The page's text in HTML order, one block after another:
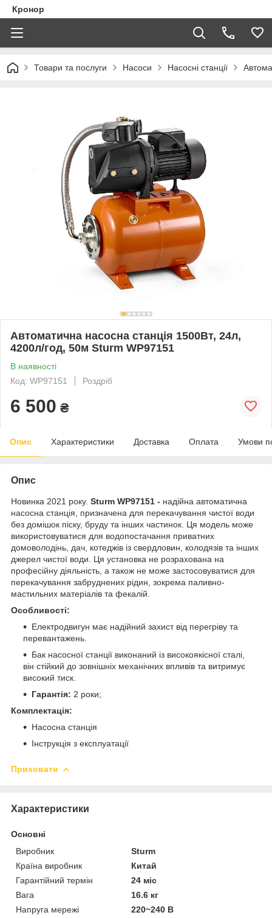
Кронор
Товари та послуги Насоси Насосні станції
Автоматична насосна станція 1500Вт, 24л,
4200л/год, 50м Sturm WP97151
В наявності
Код: WP97151
Роздріб
6 500 ₴
Опис Характеристики Доставка Оплата Умови
Опис
Новинка 2021 року. Sturm WP97151 - надійна автоматична
насосна станція, призначена для перекачування чистої води
без домішок піску, бруду та інших частинок. Ця модель може
використовуватися для водопостачання приватних
домоволодінь, дач, котеджів із свердловин, колодязів та інших
джерел чистої води. Ця установка не розрахована на
професійну діяльність, а також не може застосовуватися для
перекачування забруднених рідин, зокрема паливно-
мастильних матеріалів та фекалій.
Особливості:
Електродвигун має надійний захист від перегріву та
перевантажень.
Бак насосної станції виконаний із високоякісної сталі,
він стійкий до зовнішніх механічних впливів та витримує
високий тиск.
Гарантія: 2 роки;
Комплектація:
Насосна станція
Інструкція з експлуатації
Приховати
Характеристики
Основні
Виробник
Sturm
Країна виробник
Китай
Гарантійний термін
24 міс
Вага
16.6 кг
Напруга мережі
220~240 В